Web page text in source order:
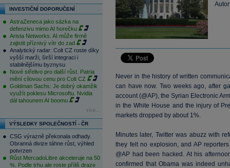
INVESTIČNÍ DOPORUČENÍ
AstraZeneca jako sázka na
defenzivu mimo AI horečku
Arista Networks: AI může firmě
zajistit příznivý vítr do zad
Analytický radar: Colt CZ roste díky
vyšší marži, širší integraci i
stabilnějšímu byznysu
Nové střelivo pro další růst. Patria
mění cílovou cenu pro Colt CZ
Goldman Sachs: Je dobrý okamžik
využít poklesu Microsoftu. Nvidia
dál tahounem AI boomu
více...
VÝSLEDKY SPOLEČNOSTÍ - ČR
CSG výrazně překonala odhady.
Obranná divize táhne růst, výhled
potvrzen
Růst MercadoLibre akceleruje na 50
%. Podle trhu ale roste příliš draze
Never in the history of written
can have now. Two weeks ago, after
account (@AP), the Syrian Electronic
in the White House and the injury of
markets dropped by about 1%.
Minutes later, Twitter was abuzz with
they felt no explosion, and AP
@AP had been hacked. At his
confirmed that Obama was indeed